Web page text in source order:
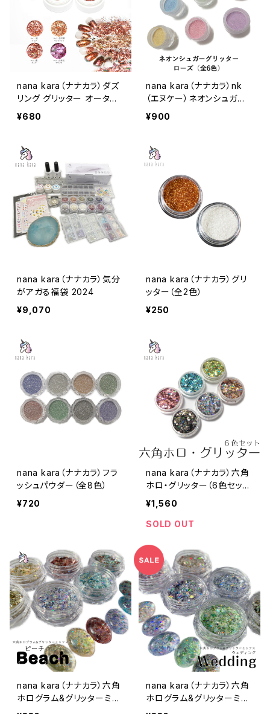
nana kara（ナナカラ）ダズ
リング グリッター オータム
レッド
¥680
nana kara（ナナカラ）nk
（エヌケー）ネオンシュガー
グリッター ローズ（全6色）
¥900
nana kara（ナナカラ）気分
がアガる福袋 2024
¥9,070
nana kara（ナナカラ）グリ
ッター（全2色）
¥250
nana kara（ナナカラ）フラ
ッシュパウダー（全8色）
¥720
nana kara（ナナカラ）六角
ホロ・グリッター（6色セッ
ト）
¥1,560
SOLD OUT
nana kara（ナナカラ）六角
ホログラム&グリッターミッ
クス ビーチ
nana kara（ナナカラ）六角
ホログラム&グリッターミッ
クス ウェディング